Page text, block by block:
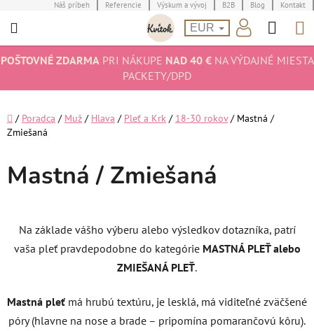
na
Náš príbeh Referencie Výskum a vývoj B2B Blog Kontakt
EUR
POŠTOVNÉ ZDARMAPRI NÁKUPE NAD 40 €NA VÝDAJNÉ MIESTA
PACKETY/DPD
Domov
/ Poradca / Muž / Hlava / Pleť a Krk / 18-30 rokov / Mastná /
Zmiešaná
Mastná / Zmiešaná
Na základe vášho výberu alebo výsledkov dotazníka, patrí
vaša pleť pravdepodobne do kategórie MASTNÁ PLEŤ alebo
ZMIEŠANÁ PLEŤ.
Mastná pleť má hrubú textúru, je lesklá, má viditeľné zväčšené
póry (hlavne na nose a brade – pripomína pomarančovú kôru).